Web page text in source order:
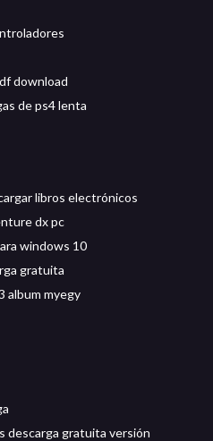
download
de ps4 lenta
libros electrónicos
dx pc
windows 10
gratuita
album myegy
descarga gratuita versión